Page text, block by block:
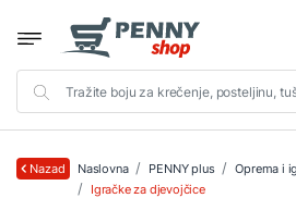
Nazad Naslovna PENNY plus
Oprema i
Igračke za djevojčice